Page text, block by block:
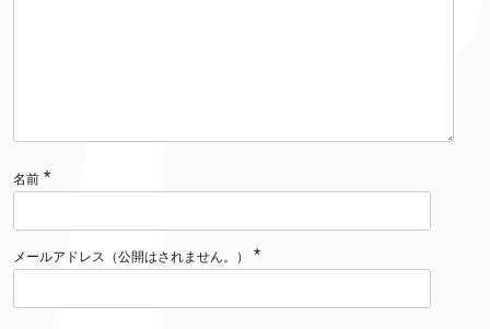
名前 *
メールアドレス（公開はされません。） *